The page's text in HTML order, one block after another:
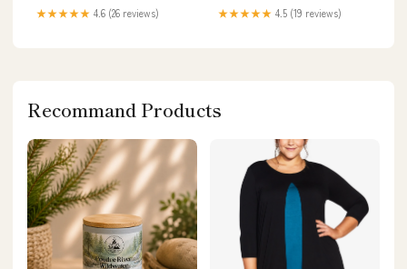
★★★★★ 4.6 (26 reviews) ★★★★★ 4.5 (19 reviews)
Recommand Products